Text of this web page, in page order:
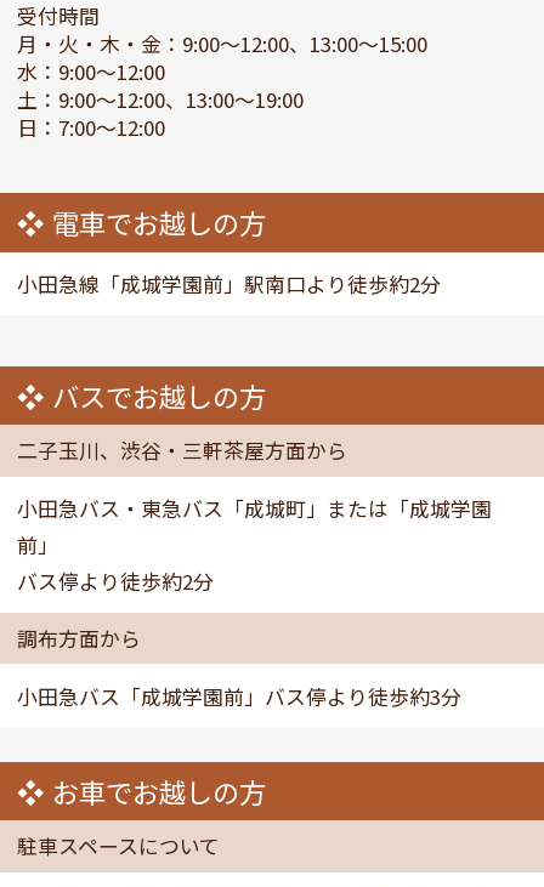
受付時間
月・火・木・金：9:00～12:00、13:00～15:00
水：9:00～12:00
土：9:00～12:00、13:00～19:00
日：7:00～12:00
電車でお越しの方
小田急線「成城学園前」駅南口より徒歩約2分
バスでお越しの方
二子玉川、渋谷・三軒茶屋方面から
小田急バス・東急バス「成城町」または「成城学園
前」
バス停より徒歩約2分
調布方面から
小田急バス「成城学園前」バス停より徒歩約3分
お車でお越しの方
駐車スペースについて